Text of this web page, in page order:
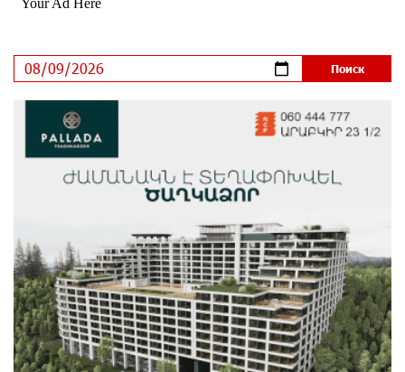
«Бесплатные бонусы в играх»: IDBank
ЕАЭС со временем будет расширяться. Когда-нибудь
это поймёт и рядовой армянин, но будет уже поздно
9 дней назад
Если Израиль использует тему Геноцида армян
9 дней назад
ВТБ (Армения): вклад «Стабильный» — до 10%
годовых и оформление в мобильном приложении
9 дней назад